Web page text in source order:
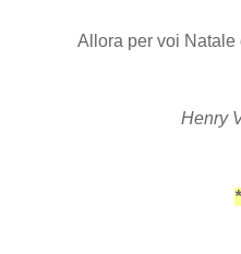
Allora per voi Natale
Henry